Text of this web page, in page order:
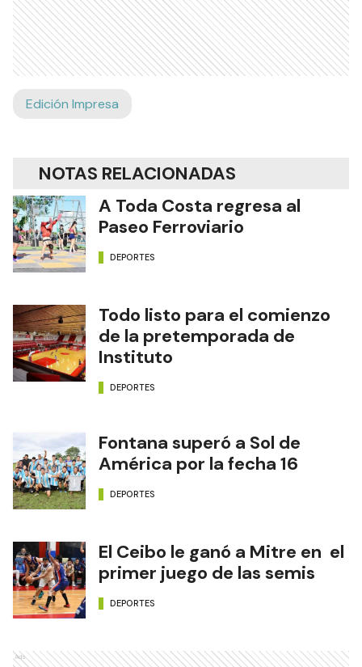
Edición Impresa
NOTAS RELACIONADAS
A Toda Costa regresa al
Paseo Ferroviario
DEPORTES
Todo listo para el comienzo
de la pretemporada de
Instituto
DEPORTES
Fontana superó a Sol de
América por la fecha 16
DEPORTES
El Ceibo le ganó a Mitre en el
primer juego de las semis
DEPORTES
Ads